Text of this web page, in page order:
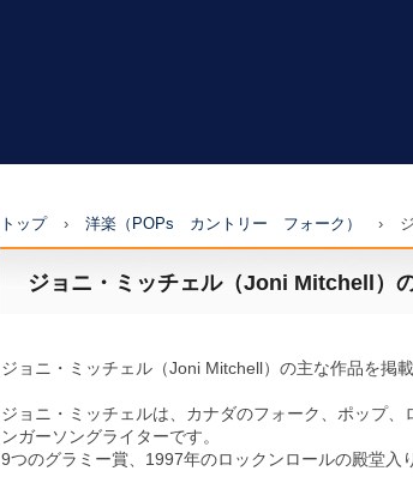
トップ › 洋楽（POPs カントリー フォーク） ›
ジョニ・ミッチェル（Joni Mitchell）
ジョニ・ミッチェル（Joni Mitchell）の主な作品を掲載
ジョニ・ミッチェルは、カナダのフォーク、ポップ
ンガーソングライターです。
9つのグラミー賞、1997年のロックンロールの殿堂入